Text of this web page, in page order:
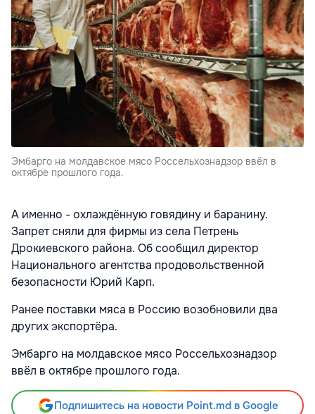
Эмбарго на молдавское мясо Россельхознадзор ввёл в
октябре прошлого года.
А именно - охлаждённую говядину и баранину.
Запрет сняли для фирмы из села Петрень
Дрокиевского района. Об сообщил директор
Национального агентства продовольственной
безопасности Юрий Карп.
Ранее поставки мяса в Россию возобновили два
других экспортёра.
Эмбарго на молдавское мясо Россельхознадзор
ввёл в октябре прошлого года.
Подпишитесь на новости Point.md в Google